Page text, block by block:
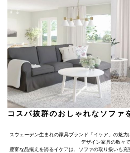
コスパ抜群のおしゃれなソファ
スウェーデン生まれの家具ブランド「イケア」の魅
デザイン家具の数々で
豊富な品揃えを誇るイケアは、ソファの取り扱いも充